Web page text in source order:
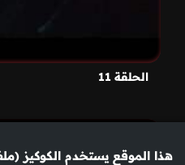
الحلقة 11
هذا الموقع يستخدم الكوكيز